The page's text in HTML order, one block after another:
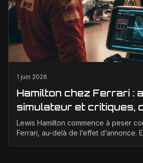
1 juin 2026
Hamilton chez Ferrari :
simulateur et critiques,
change vraiment pour
Lewis Hamilton commence à peser
Ferrari, au-delà de l’effet d’annonce.